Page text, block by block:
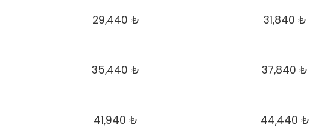
29,440 ₺ 31,840 ₺
35,440 ₺ 37,840 ₺
41,940 ₺ 44,440 ₺